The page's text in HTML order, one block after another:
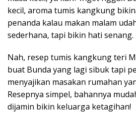
kecil, aroma tumis kangkung
penanda kalau makan malam
sederhana, tapi bikin hati senang.
Nah, resep tumis kangkung teri
buat Bunda yang lagi sibuk tapi
menyajikan masakan rumahan
Resepnya simpel, bahannya
dijamin bikin keluarga ketagihan!